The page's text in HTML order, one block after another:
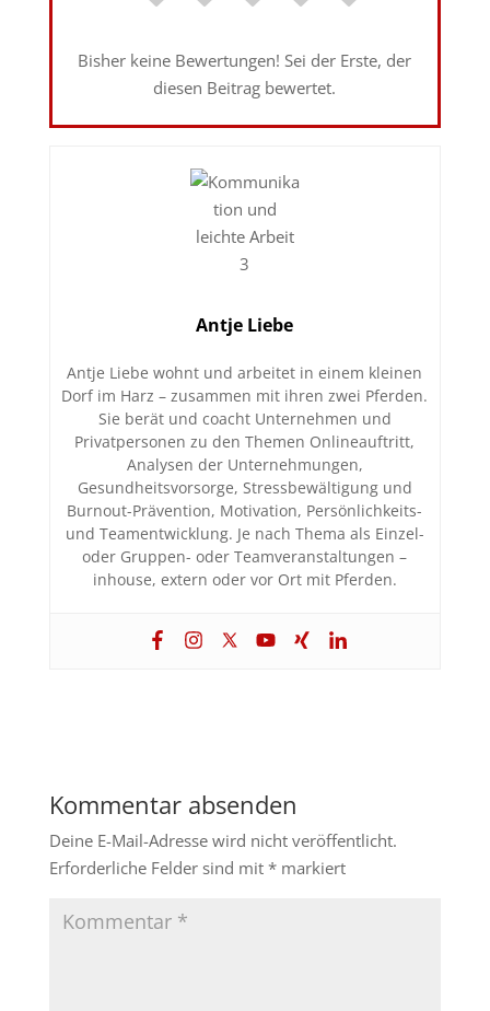
Bisher keine Bewertungen! Sei der Erste, der
diesen Beitrag bewertet.
Antje Liebe
Antje Liebe wohnt und arbeitet in einem kleinen
Dorf im Harz – zusammen mit ihren zwei Pferden.
Sie berät und coacht Unternehmen und
Privatpersonen zu den Themen Onlineauftritt,
Analysen der Unternehmungen,
Gesundheitsvorsorge, Stressbewältigung und
Burnout-Prävention, Motivation, Persönlichkeits-
und Teamentwicklung. Je nach Thema als Einzel-
oder Gruppen- oder Teamveranstaltungen –
inhouse, extern oder vor Ort mit Pferden.
Kommentar absenden
Deine E-Mail-Adresse wird nicht veröffentlicht.
Erforderliche Felder sind mit *markiert